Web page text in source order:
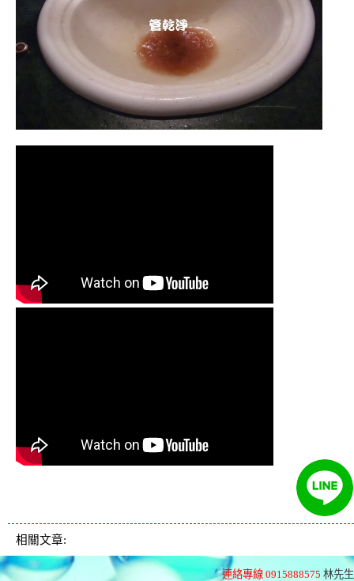
清洗水管 水管清洗 洗水管 熱水管堵塞
相關文章:
連絡專線 0915888575 林先生